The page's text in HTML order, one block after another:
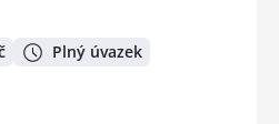
Plný úvazek